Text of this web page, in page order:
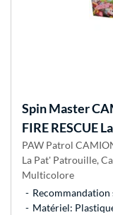
Spin Master
FIRE RESCUE
PAW Patrol
La Pat' Patrouille,
Multicolore
Recommandation
Matériel: